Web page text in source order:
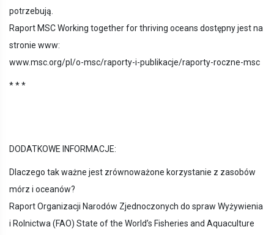
potrzebują.
Raport MSC Working together for thriving oceans dostępny jest na
stronie www:
www.msc.org/pl/o-msc/raporty-i-publikacje/raporty-roczne-msc
* * *
DODATKOWE INFORMACJE:
Dlaczego tak ważne jest zrównoważone korzystanie z zasobów
mórz i oceanów?
Raport Organizacji Narodów Zjednoczonych do spraw Wyżywienia
i Rolnictwa (FAO) State of the World’s Fisheries and Aquaculture